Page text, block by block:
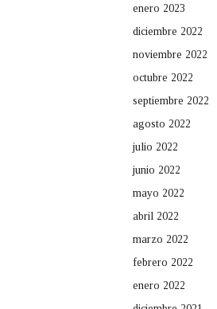
enero 2023
diciembre 2022
noviembre 2022
octubre 2022
septiembre 2022
agosto 2022
julio 2022
junio 2022
mayo 2022
abril 2022
marzo 2022
febrero 2022
enero 2022